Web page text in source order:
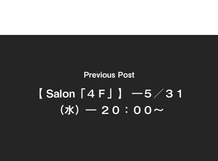
Previous Post
【 Salon「４Ｆ」】 ―５／３１
（水）― ２０：００～